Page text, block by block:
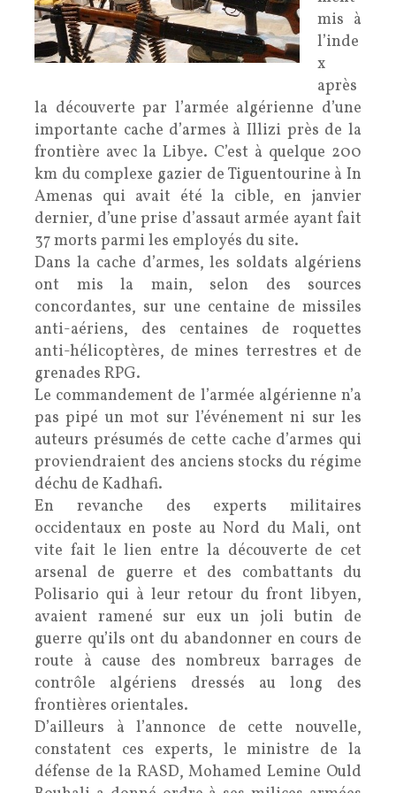
mis à
l’inde
x
après
la découverte par l’armée algérienne d’une
importante cache d’armes à Illizi près de la
frontière avec la Libye. C’est à quelque 200
km du complexe gazier de Tiguentourine à In
Amenas qui avait été la cible, en janvier
dernier, d’une prise d’assaut armée ayant fait
37 morts parmi les employés du site.
Dans la cache d’armes, les soldats algériens
ont mis la main, selon des sources
concordantes, sur une centaine de missiles
anti-aériens, des centaines de roquettes
anti-hélicoptères, de mines terrestres et de
grenades RPG.
Le commandement de l’armée algérienne n’a
pas pipé un mot sur l’événement ni sur les
auteurs présumés de cette cache d’armes qui
proviendraient des anciens stocks du régime
déchu de Kadhafi.
En revanche des experts militaires
occidentaux en poste au Nord du Mali, ont
vite fait le lien entre la découverte de cet
arsenal de guerre et des combattants du
Polisario qui à leur retour du front libyen,
avaient ramené sur eux un joli butin de
guerre qu’ils ont du abandonner en cours de
route à cause des nombreux barrages de
contrôle algériens dressés au long des
frontières orientales.
D’ailleurs à l’annonce de cette nouvelle,
constatent ces experts, le ministre de la
défense de la RASD, Mohamed Lemine Ould